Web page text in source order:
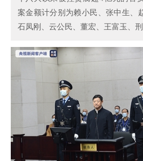
案金额计分别为赖小民、张中生、
石凤刚、云公民、董宏、王富玉、